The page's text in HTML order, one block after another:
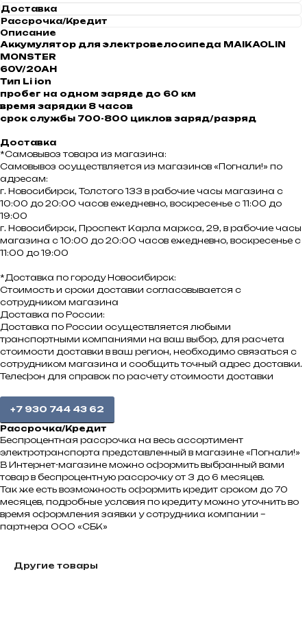
Доставка
Рассрочка/Кредит
Описание
Аккумулятор для электровелосипеда MAIKAOLIN
MONSTER
60V/20AH
Тип Li ion
пробег на одном заряде до 60 км
время зарядки 8 часов
срок службы 700-800 циклов заряд/разряд
Доставка
*Самовывоз товара из магазина:
Самовывоз осуществляется из магазинов «Погнали!» по
адресам:
г. Новосибирск, Толстого 133 в рабочие часы магазина с
10:00 до 20:00 часов ежедневно, воскресенье с 11:00 до
19:00
г. Новосибирск, Проспект Карла маркса, 29, в рабочие часы
магазина с 10:00 до 20:00 часов ежедневно, воскресенье с
11:00 до 19:00
*Доставка по городу Новосибирск:
Стоимость и сроки доставки согласовывается с
сотрудником магазина
Доставка по России:
Доставка по России осуществляется любыми
транспортными компаниями на ваш выбор, для расчета
стоимости доставки в ваш регион, необходимо связаться с
сотрудником магазина и сообщить точный адрес доставки.
Телефон для справок по расчету стоимости доставки
+7 930 744 43 62
Рассрочка/Кредит
Беспроцентная рассрочка на весь ассортимент
электротранспорта представленный в магазине «Погнали!»
В Интернет-магазине можно оформить выбранный вами
товар в беспроцентную рассрочку от 3 до 6 месяцев.
Так же есть возможность оформить кредит сроком до 70
месяцев, подробные условия по кредиту можно уточнить во
время оформления заявки у сотрудника компании –
партнера ООО «СБК»
Другие товары
Вопросы и ответы